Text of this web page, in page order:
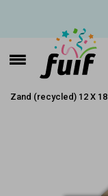
Zand (recycled) 12 X 18